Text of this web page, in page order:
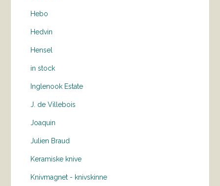
Hebo
Hedvin
Hensel
in stock
Inglenook Estate
J. de Villebois
Joaquin
Julien Braud
Keramiske knive
Knivmagnet - knivskinne